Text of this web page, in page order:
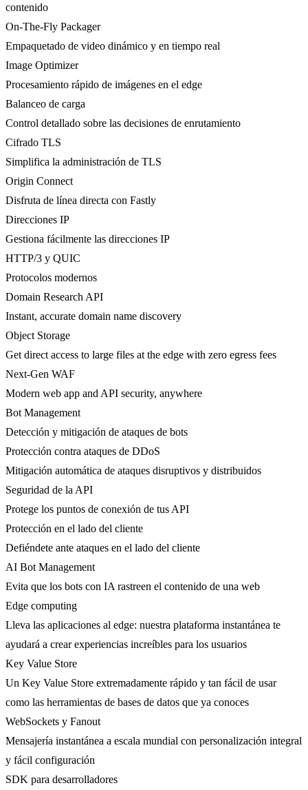
contenido
On-The-Fly Packager
Empaquetado de video dinámico y en tiempo real
Image Optimizer
Procesamiento rápido de imágenes en el edge
Balanceo de carga
Control detallado sobre las decisiones de enrutamiento
Cifrado TLS
Simplifica la administración de TLS
Origin Connect
Disfruta de línea directa con Fastly
Direcciones IP
Gestiona fácilmente las direcciones IP
HTTP/3 y QUIC
Protocolos modernos
Domain Research API
Instant, accurate domain name discovery
Object Storage
Get direct access to large files at the edge with zero egress fees
Next-Gen WAF
Modern web app and API security, anywhere
Bot Management
Detección y mitigación de ataques de bots
Protección contra ataques de DDoS
Mitigación automática de ataques disruptivos y distribuidos
Seguridad de la API
Protege los puntos de conexión de tus API
Protección en el lado del cliente
Defiéndete ante ataques en el lado del cliente
AI Bot Management
Evita que los bots con IA rastreen el contenido de una web
Edge computing
Lleva las aplicaciones al edge: nuestra plataforma instantánea te
ayudará a crear experiencias increíbles para los usuarios
Key Value Store
Un Key Value Store extremadamente rápido y tan fácil de usar
como las herramientas de bases de datos que ya conoces
WebSockets y Fanout
Mensajería instantánea a escala mundial con personalización integral
y fácil configuración
SDK para desarrolladores